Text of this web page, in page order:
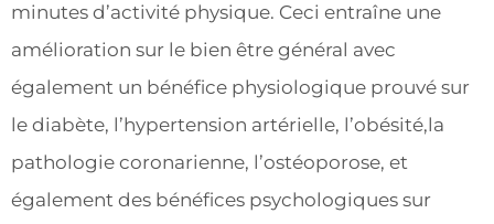
minutes d’activité physique. Ceci entraîne une
amélioration sur le bien être général avec
également un bénéfice physiologique prouvé sur
le diabète, l’hypertension artérielle, l’obésité,la
pathologie coronarienne, l’ostéoporose, et
également des bénéfices psychologiques sur